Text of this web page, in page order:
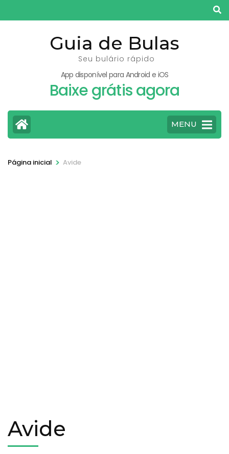
para
Guia de Bulas
Seu bulário rápido
App disponível para Android e iOS
Baixe grátis agora
MENU
Página inicial > Avide
Avide